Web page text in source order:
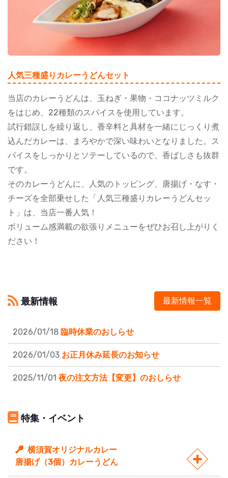
人気三種盛りカレーうどんセット
当店のカレーうどんは、玉ねぎ・果物・ココナッツミルク
をはじめ、22種類のスパイスを使用しています。
試行錯誤しを繰り返し、香辛料と具材を一緒にじっくり煮
込んだカレーは、まろやかで深い味わいとなりました。ス
パイスをしっかりとソテーしているので、香ばしさも抜群
です。
そのカレーうどんに、人気のトッピング、唐揚げ・なす・
チーズを全部乗せした「人気三種盛りカレーうどんセッ
ト」は、当店一番人気！
ボリューム感満載の欲張りメニューをぜひお召し上がりく
ださい！
最新情報 最新情報一覧
2026/01/18 臨時休業のおしらせ
2026/01/03 お正月休み延長のお知らせ
2025/11/01 夜の注文方法【変更】のおしらせ
特集・イベント
横須賀オリジナルカレー
唐揚げ（3個）カレーうどん